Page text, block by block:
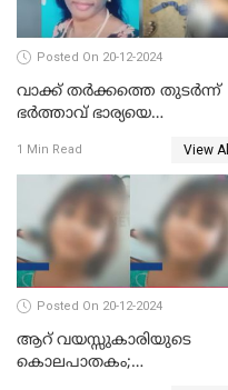
Posted On 20-12-2024
വാക്ക് തര്‍ക്കത്തെ തുടര്‍ന്ന്
ഭര്‍ത്താവ് ഭാര്യയെ
1 Min Read View All
Posted On 20-12-2024
ആറ് വയസ്സുകാരിയുടെ
കൊലപാതകം;